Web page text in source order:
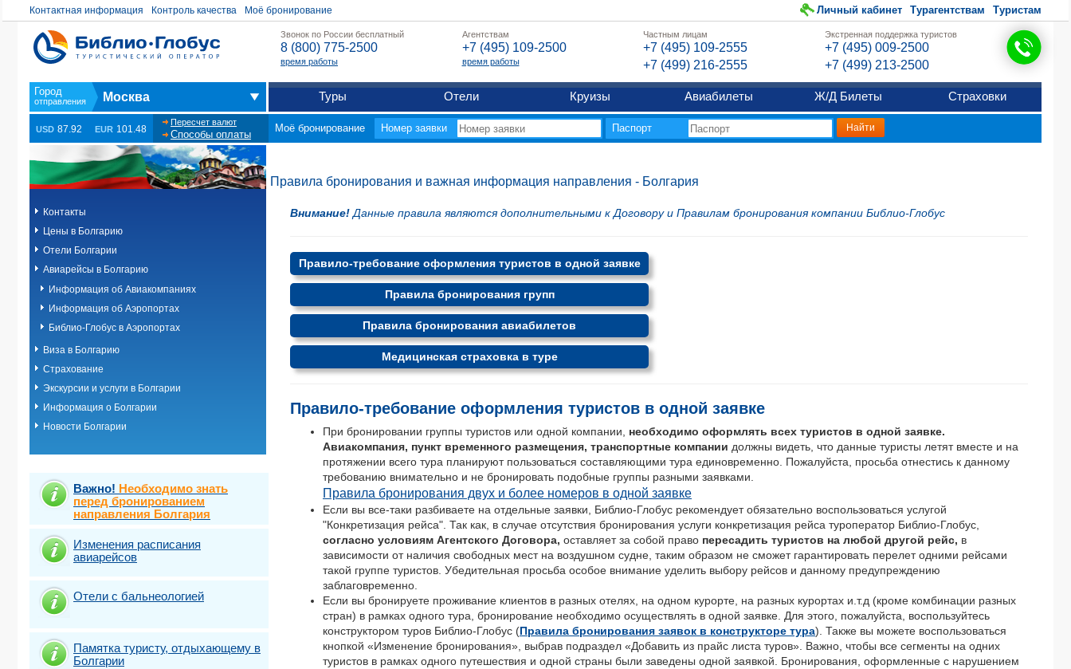
Контактная информация Контроль качества Моё бронирование Личный кабинет Турагентствам Туристам
Звонок по России бесплатный
8 (800) 775-2500
время работы
Агентствам
+7 (495) 109-2500
время работы
Частным лицам
+7 (495) 109-2555
+7 (499) 216-2555
Экстренная поддержка туристов
+7 (495) 009-2500
+7 (499) 213-2500
Москва Туры Отели Круизы Авиабилеты Ж/Д Билеты Страховки
USD 87.92 EUR 101.48
Пересчет валют
Способы оплаты
Моё бронирование Номер заявки Паспорт
Контакты
Цены в Болгарию
Отели Болгарии
Авиарейсы в Болгарию
Информация об Авиакомпаниях
Информация об Аэропортах
Библио-Глобус в Аэропортах
Виза в Болгарию
Страхование
Экскурсии и услуги в Болгарии
Информация о Болгарии
Новости Болгарии
Важно! Необходимо знать
перед бронированием
направления Болгария
Изменения расписания
авиарейсов
Отели с бальнеологией
Памятка туристу, отдыхающему в
Болгарии
Правила бронирования и важная информация направления - Болгария
Внимание! Данные правила являются дополнительными к Договору и Правилам бронирования компании Библио-Глобус
Правило-требование оформления туристов в одной заявке
Правила бронирования групп
Правила бронирования авиабилетов
Медицинская страховка в туре
Правило-требование оформления туристов в одной заявке
При бронировании группы туристов или одной компании, необходимо оформлять всех туристов в одной заявке.
Авиакомпания, пункт временного размещения, транспортные компании должны видеть, что данные туристы летят вместе и на
протяжении вcего тура планируют пользоваться составляющими тура единовременно. Пожалуйста, просьба отнестись к данному
требованию внимательно и не бронировать подобные группы разными заявками.
Правила бронирования двух и более номеров в одной заявке
Если вы все-таки разбиваете на отдельные заявки, Библио-Глобус рекомендует обязательно воспользоваться услугой
"Конкретизация рейса". Так как, в случае отсутствия бронирования услуги конкретизация рейса туроператор Библио-Глобус,
согласно условиям Агентского Договора, оставляет за собой право пересадить туристов на любой другой рейс, в
зависимости от наличия свободных мест на воздушном судне, таким образом не сможет гарантировать перелет одними рейсами
такой группе туристов. Убедительная просьба особое внимание уделить выбору рейсов и данному предупреждению
заблаговременно.
Если вы бронируете проживание клиентов в разных отелях, на одном курорте, на разных курортах и.т.д (кроме комбинации разных
стран) в рамках одного тура, бронирование необходимо осуществлять в одной заявке. Для этого, пожалуйста, воспользуйтесь
конструктором туров Библио-Глобус (Правила бронирования заявок в конструкторе тура). Также вы можете воспользоваться
кнопкой «Изменение бронирования», выбрав подраздел «Добавить из прайс листа туров». Важно, чтобы все сегменты на одних
туристов в рамках одного путешествия и одной страны были заведены одной заявкой. Бронирования, оформленные с нарушением